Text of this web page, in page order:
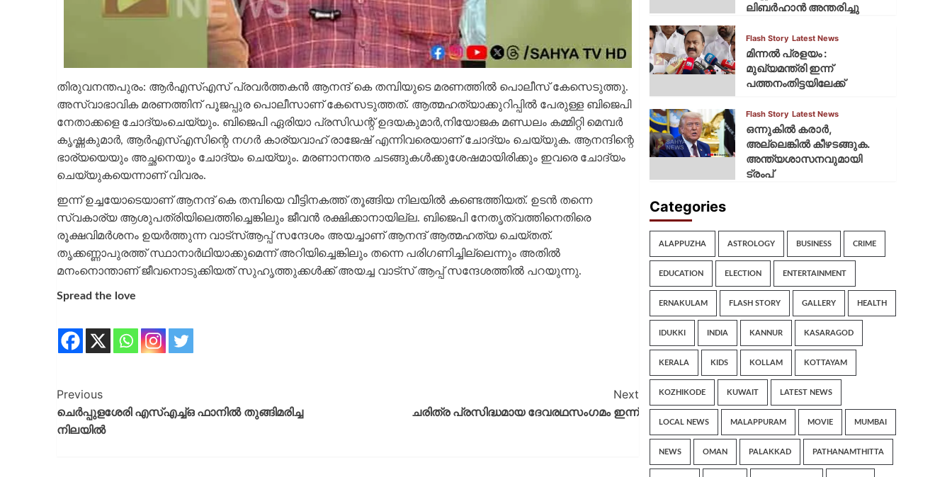
തിരുവനന്തപുരം: ആര്‍എസ്എസ് പ്രവര്‍ത്തകന്‍ ആനന്ദ് കെ തമ്പിയുടെ മരണത്തില്‍ പൊലീസ് കേസെടുത്തു.
അസ്വാഭാവിക മരണത്തിന് പൂജപ്പുര പൊലീസാണ് കേസെടുത്തത്. ആത്മഹത്യാക്കുറിപ്പില്‍ പേരുള്ള ബിജെപി
നേതാക്കളെ ചോദ്യംചെയ്യും. ബിജെപി ഏരിയാ പ്രസിഡന്റ് ഉദയകുമാര്‍,നിയോജക മണ്ഡലം കമ്മിറ്റി മെമ്പര്‍
കൃഷ്ണകുമാര്‍, ആര്‍എസ്എസിന്റെ നഗര്‍ കാര്യവാഹ് രാജേഷ് എന്നിവരെയാണ് ചോദ്യം ചെയ്യുക. ആനന്ദിന്റെ
ഭാര്യയെയും അച്ഛനെയും ചോദ്യം ചെയ്യും. മരണാനന്തര ചടങ്ങുകള്‍ക്കുശേഷമായിരിക്കും ഇവരെ ചോദ്യം
ചെയ്യുകയെന്നാണ് വിവരം.
ഇന്ന് ഉച്ചയോടെയാണ് ആനന്ദ് കെ തമ്പിയെ വീട്ടിനകത്ത് തൂങ്ങിയ നിലയില്‍ കണ്ടെത്തിയത്. ഉടന്‍ തന്നെ
സ്വകാര്യ ആശുപത്രിയിലെത്തിച്ചെങ്കിലും ജീവന്‍ രക്ഷിക്കാനായില്ല. ബിജെപി നേതൃത്വത്തിനെതിരെ
രൂക്ഷവിമര്‍ശനം ഉയര്‍ത്തുന്ന വാട്‌സ്ആപ്പ് സന്ദേശം അയച്ചാണ് ആനന്ദ് ആത്മഹത്യ ചെയ്തത്.
തൃക്കണ്ണാപുരത്ത് സ്ഥാനാര്‍ഥിയാക്കുമെന്ന് അറിയിച്ചെങ്കിലും തന്നെ പരിഗണിച്ചില്ലെന്നും അതില്‍
മനംനൊന്താണ് ജീവനൊടുക്കിയത് സുഹൃത്തുക്കള്‍ക്ക് അയച്ച വാട്‌സ് ആപ്പ് സന്ദേശത്തില്‍ പറയുന്നു.
Spread the love
Previous
ചെര്‍പ്പുളശേരി എസ്എച്ച്ഒ ഫാനില്‍ തുങ്ങിമരിച്ച
നിലയില്‍
Next
ചരിത്ര പ്രസിദ്ധമായ ദേവരഥസംഗമം ഇന്ന്
ലിബര്‍ഹാന്‍ അന്തരിച്ചു
Flash Story Latest News
മിന്നല്‍ പ്രളയം :
മുഖ്യമന്ത്രി ഇന്ന്
പത്തനംതിട്ടയിലേക്ക്
Flash Story Latest News
ഒന്നുകില്‍ കരാര്‍,
അല്ലെങ്കില്‍ കീഴടങ്ങുക.
അന്ത്യശാസനവുമായി
ട്രംപ്
Categories
ALAPPUZHA ASTROLOGY BUSINESS CRIME
EDUCATION ELECTION ENTERTAINMENT
ERNAKULAM FLASH STORY GALLERY HEALTH
IDUKKI INDIA KANNUR KASARAGOD
KERALA KIDS KOLLAM KOTTAYAM
KOZHIKODE KUWAIT LATEST NEWS
LOCAL NEWS MALAPPURAM MOVIE MUMBAI
NEWS OMAN PALAKKAD PATHANAMTHITTA